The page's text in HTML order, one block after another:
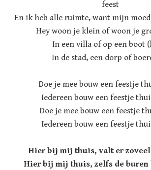
feest
En ik heb alle ruimte, want mijn
Hey woon je klein of woon je
In een villa of op een boot
In de stad, een dorp of
Doe je mee bouw een feestje
Iedereen bouw een feestje
Doe je mee bouw een feestje
Iedereen bouw een feestje
Hier bij mij thuis, valt er
Hier bij mij thuis, zelfs de